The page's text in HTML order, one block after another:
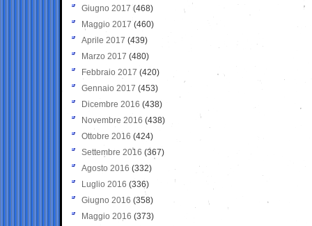
Giugno 2017 (468)
Maggio 2017 (460)
Aprile 2017 (439)
Marzo 2017 (480)
Febbraio 2017 (420)
Gennaio 2017 (453)
Dicembre 2016 (438)
Novembre 2016 (438)
Ottobre 2016 (424)
Settembre 2016 (367)
Agosto 2016 (332)
Luglio 2016 (336)
Giugno 2016 (358)
Maggio 2016 (373)